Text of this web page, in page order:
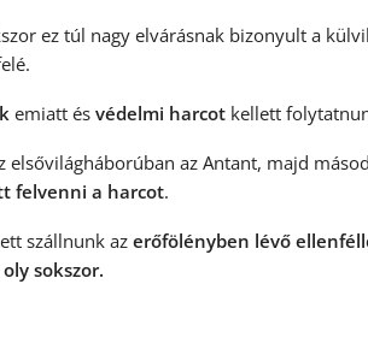
ez túl nagy elvárásnak bizonyult a
emiatt és védelmi harcot kellett
elsővilágháborúban az Antant, majd
felvenni a harcot.
szállnunk az erőfölényben lévő
sokszor.